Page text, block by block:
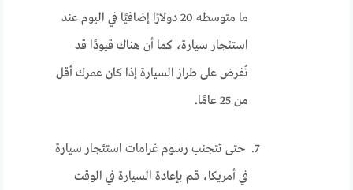
ما متوسطه 20 دولارًا إضافيًا في اليوم عند
استئجار سيارة، كما أن هناك قيودًا قد
تُفرض على طراز السيارة إذا كان عمرك أقل
من 25 عامًا.
حتى تتجنب رسوم غرامات استئجار سيارة
في أمريكا، قم بإعادة السيارة في الوقت